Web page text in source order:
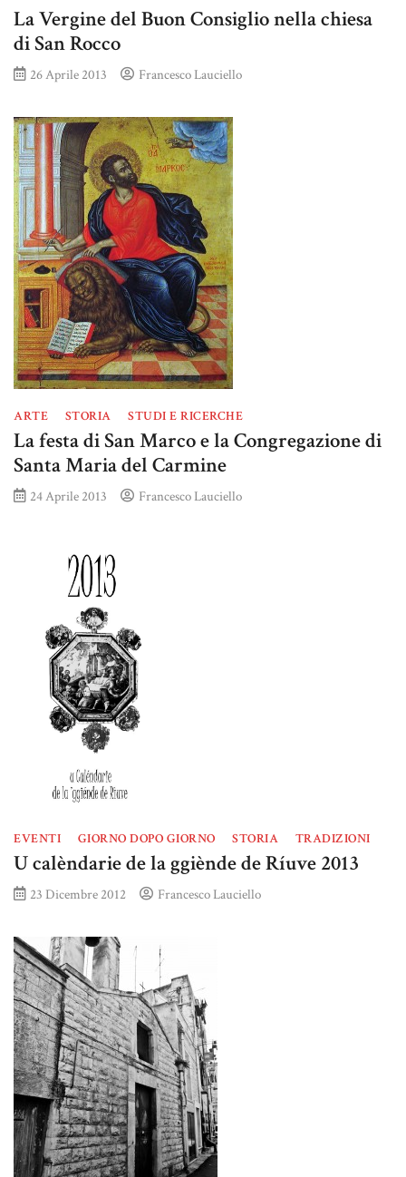
La Vergine del Buon Consiglio nella chiesa
di San Rocco
26 Aprile 2013 Francesco Lauciello
ARTE STORIA STUDI E RICERCHE
La festa di San Marco e la Congregazione di
Santa Maria del Carmine
24 Aprile 2013 Francesco Lauciello
EVENTI GIORNO DOPO GIORNO STORIA TRADIZIONI
U calèndarie de la ggiènde de Ríuve 2013
23 Dicembre 2012 Francesco Lauciello